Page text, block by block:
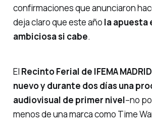
confirmaciones que anunciaron
deja claro que este año la apuesta
ambiciosa si cabe.
El Recinto Ferial de IFEMA
nuevo y durante dos días una
audiovisual de primer nivel–no
menos de una marca como Time